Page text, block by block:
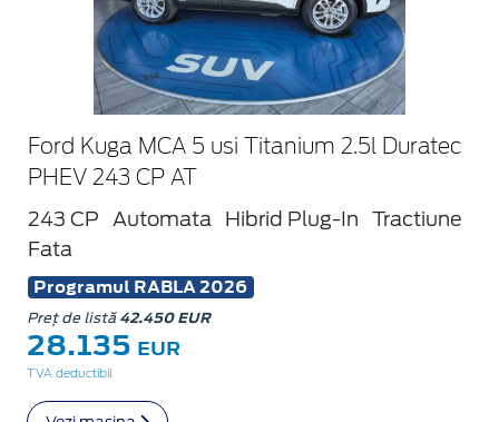
Ford Kuga MCA 5 usi Titanium 2.5l Duratec
PHEV 243 CP AT
243 CP Automata Hibrid Plug-In
Tractiune
Fata
Programul RABLA 2026
Preț de listă42.450 EUR
28.135 EUR
TVA deductibil